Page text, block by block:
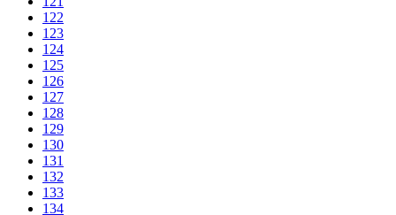
122
123
124
125
126
127
128
129
130
131
132
133
134